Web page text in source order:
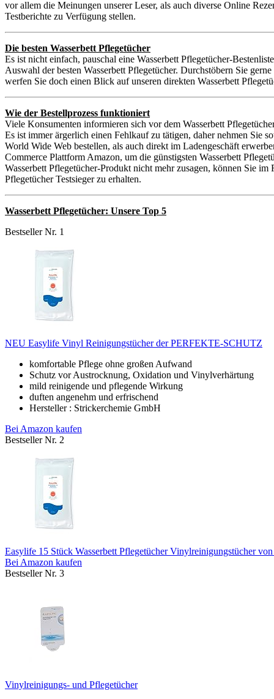
vor allem die Meinungen unserer Leser, als auch diverse Online
Testberichte zu Verfügung stellen.
Die besten Wasserbett Pflegetücher
Es ist nicht einfach, pauschal eine Wasserbett Pflegetücher-
Auswahl der besten Wasserbett Pflegetücher. Durchstöbern Sie
werfen Sie doch einen Blick auf unseren direkten Wasserbett
Wie der Bestellprozess funktioniert
Viele Konsumenten informieren sich vor dem Wasserbett
Es ist immer ärgerlich einen Fehlkauf zu tätigen, daher nehmen Sie
World Wide Web bestellen, als auch direkt im Ladengeschäft
Commerce Plattform Amazon, um die günstigsten Wasserbett
Wasserbett Pflegetücher-Produkt nicht mehr zusagen, können Sie
Pflegetücher Testsieger zu erhalten.
Wasserbett Pflegetücher: Unsere Top 5
Bestseller Nr. 1
NEU Easylife Vinyl Reinigungstücher der PERFEKTE-SCHUTZ
komfortable Pflege ohne großen Aufwand
Schutz vor Austrocknung, Oxidation und Vinylverhärtung
mild reinigende und pflegende Wirkung
duften angenehm und erfrischend
Hersteller : Strickerchemie GmbH
Bei Amazon kaufen
Bestseller Nr. 2
Easylife 15 Stück Wasserbett Pflegetücher Vinylreinigungstücher
Bei Amazon kaufen
Bestseller Nr. 3
Vinylreinigungs- und Pflegetücher